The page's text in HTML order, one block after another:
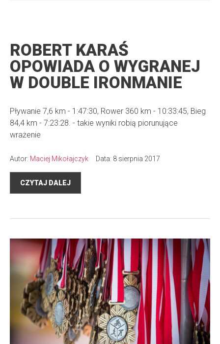
ROBERT KARAŚ
OPOWIADA O WYGRANEJ
W DOUBLE IRONMANIE
Pływanie 7,6 km - 1:47:30, Rower 360 km - 10:33:45, Bieg
84,4 km - 7:23:28. - takie wyniki robią piorunujące
wrażenie
Autor: Maciej Mikołajczyk Data: 8 sierpnia 2017
CZYTAJ DALEJ